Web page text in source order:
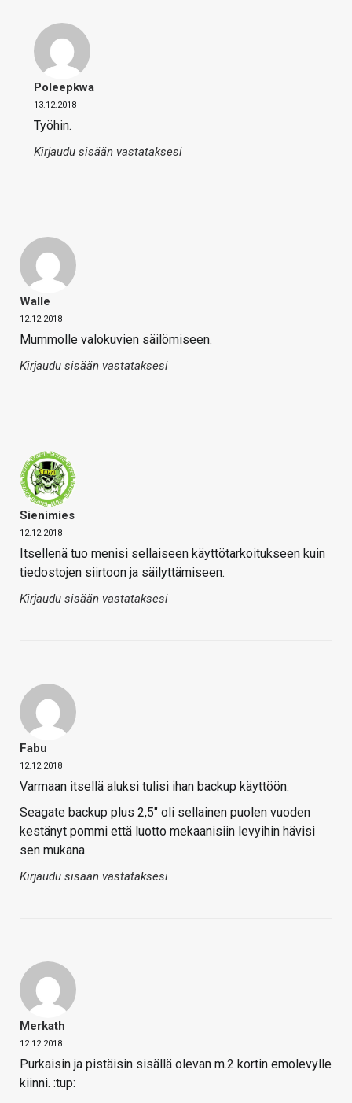
Poleepkwa
13.12.2018
Työhin.
Kirjaudu sisään vastataksesi
Walle
12.12.2018
Mummolle valokuvien säilömiseen.
Kirjaudu sisään vastataksesi
Sienimies
12.12.2018
Itsellenä tuo menisi sellaiseen käyttötarkoitukseen kuin
tiedostojen siirtoon ja säilyttämiseen.
Kirjaudu sisään vastataksesi
Fabu
12.12.2018
Varmaan itsellä aluksi tulisi ihan backup käyttöön.
Seagate backup plus 2,5" oli sellainen puolen vuoden
kestänyt pommi että luotto mekaanisiin levyihin hävisi
sen mukana.
Kirjaudu sisään vastataksesi
Merkath
12.12.2018
Purkaisin ja pistäisin sisällä olevan m.2 kortin emolevylle
kiinni. :tup: